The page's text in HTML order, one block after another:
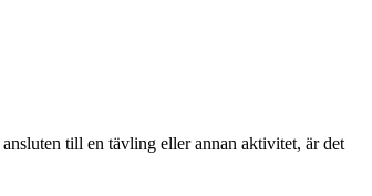
till en tävling eller annan aktivitet, är det